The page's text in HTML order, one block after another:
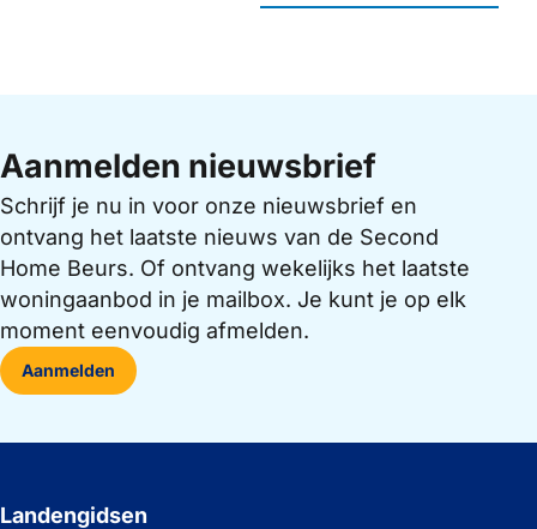
Aanmelden nieuwsbrief
Schrijf je nu in voor onze nieuwsbrief en
ontvang het laatste nieuws van de Second
Home Beurs. Of ontvang wekelijks het laatste
woningaanbod in je mailbox. Je kunt je op elk
moment eenvoudig afmelden.
Aanmelden
Landengidsen